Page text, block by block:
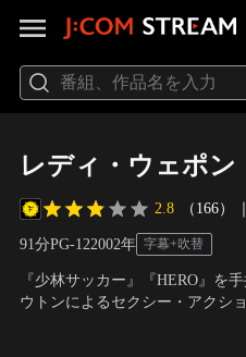
レディ・ウェポン
2.8 （166） ｜
91分PG-122002年 字幕+吹替
『少林サッカー』『HERO』を
ウトンによるセクシー・アクシ